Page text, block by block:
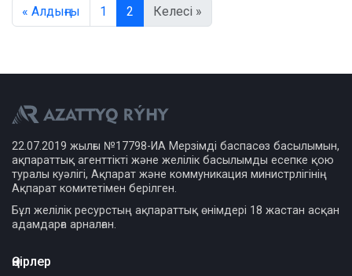
« Алдыңғы 1 2 Келесі »
22.07.2019 жылғы №17798-ИА Мерзімді баспасөз басылымын,
ақпараттық агенттікті және желілік басылымды есепке қою
туралы куәлігі, Ақпарат және коммуникация министрлігінің
Ақпарат комитетімен берілген.
Бұл желілік ресурстың ақпараттық өнімдері 18 жастан асқан
адамдарға арналған.
Өңірлер